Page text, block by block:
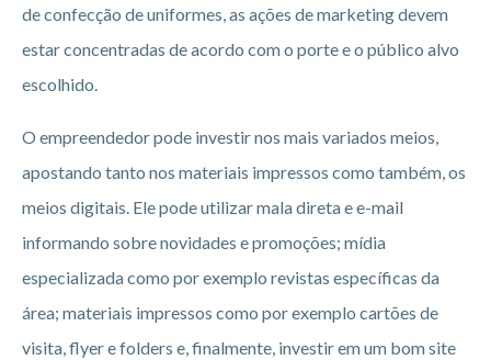
de confecção de uniformes, as ações de marketing devem
estar concentradas de acordo com o porte e o público alvo
escolhido.
O empreendedor pode investir nos mais variados meios,
apostando tanto nos materiais impressos como também, os
meios digitais. Ele pode utilizar mala direta e e-mail
informando sobre novidades e promoções; mídia
especializada como por exemplo revistas específicas da
área; materiais impressos como por exemplo cartões de
visita, flyer e folders e, finalmente, investir em um bom site